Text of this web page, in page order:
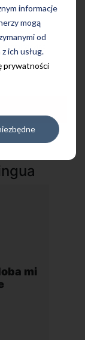
informacje
mogą
od
ich usług.
prywatności
egzaminacyjne
mi